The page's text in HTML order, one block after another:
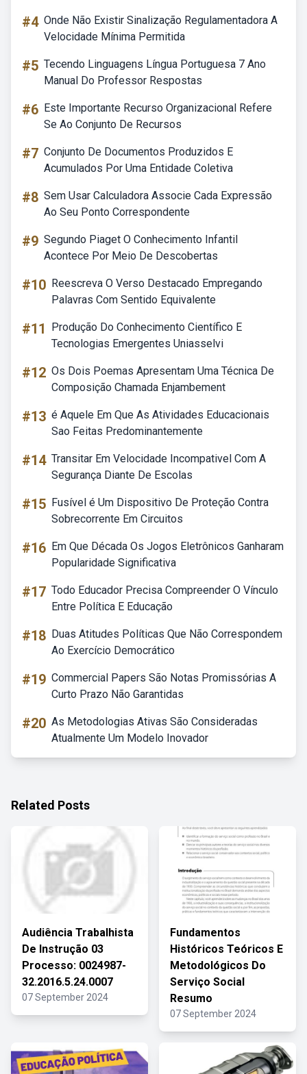
#4 Onde Não Existir Sinalização Regulamentadora A
Velocidade Mínima Permitida
#5 Tecendo Linguagens Língua Portuguesa 7 Ano
Manual Do Professor Respostas
#6 Este Importante Recurso Organizacional Refere
Se Ao Conjunto De Recursos
#7 Conjunto De Documentos Produzidos E
Acumulados Por Uma Entidade Coletiva
#8 Sem Usar Calculadora Associe Cada Expressão
Ao Seu Ponto Correspondente
#9 Segundo Piaget O Conhecimento Infantil
Acontece Por Meio De Descobertas
#10 Reescreva O Verso Destacado Empregando
Palavras Com Sentido Equivalente
#11
Produção Do Conhecimento Científico E
Tecnologias Emergentes Uniasselvi
#12 Os Dois Poemas Apresentam Uma Técnica De
Composição Chamada Enjambement
#13 é Aquele Em Que As Atividades Educacionais
Sao Feitas Predominantemente
#14 Transitar Em Velocidade Incompativel Com A
Segurança Diante De Escolas
#15 Fusível é Um Dispositivo De Proteção Contra
Sobrecorrente Em Circuitos
#16 Em Que Década Os Jogos Eletrônicos Ganharam
Popularidade Significativa
#17 Todo Educador Precisa Compreender O Vínculo
Entre Política E Educação
#18 Duas Atitudes Políticas Que Não Correspondem
Ao Exercício Democrático
#19 Commercial Papers São Notas Promissórias A
Curto Prazo Não Garantidas
#20 As Metodologias Ativas São Consideradas
Atualmente Um Modelo Inovador
Related Posts
Audiência Trabalhista
De Instrução 03
Processo: 0024987-
32.2016.5.24.0007
07 September 2024
Fundamentos
Históricos Teóricos E
Metodológicos Do
Serviço Social
Resumo
07 September 2024